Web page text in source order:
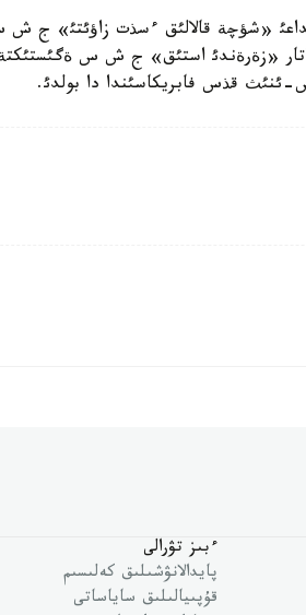
«شؤچة قالالئق ءسذت زاؤئتئ»
«زةرةندئ استئق» ج ش س
قذس فابريكاسئندا دا بولدئ.
ءبىز تۋرالى
پايدالانۋشىلىق كەلىسىم
قۇپىيالىلىق ساياساتى